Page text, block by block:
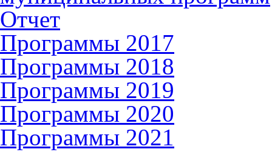
Отчет
Программы 2017
Программы 2018
Программы 2019
Программы 2020
Программы 2021